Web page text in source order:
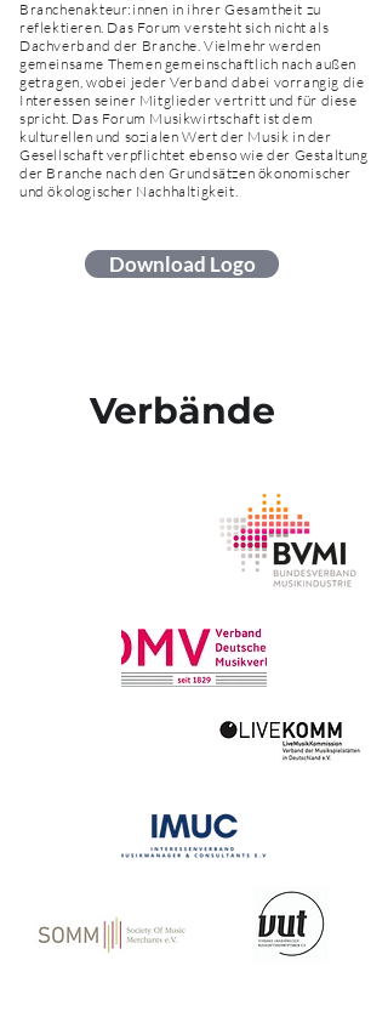
Download Logo
Verbände
Branchenakteur:innen in ihrer Gesamtheit zu
reflektieren. Das Forum versteht sich nicht als
Dachverband der Branche. Vielmehr werden
gemeinsame Themen gemeinschaftlich nach außen
getragen, wobei jeder Verband dabei vorrangig die
Interessen seiner Mitglieder vertritt und für diese
spricht. Das Forum Musikwirtschaft ist dem
kulturellen und sozialen Wert der Musik in der
Gesellschaft verpflichtet ebenso wie der Gestaltung
der Branche nach den Grundsätzen ökonomischer
und ökologischer Nachhaltigkeit.